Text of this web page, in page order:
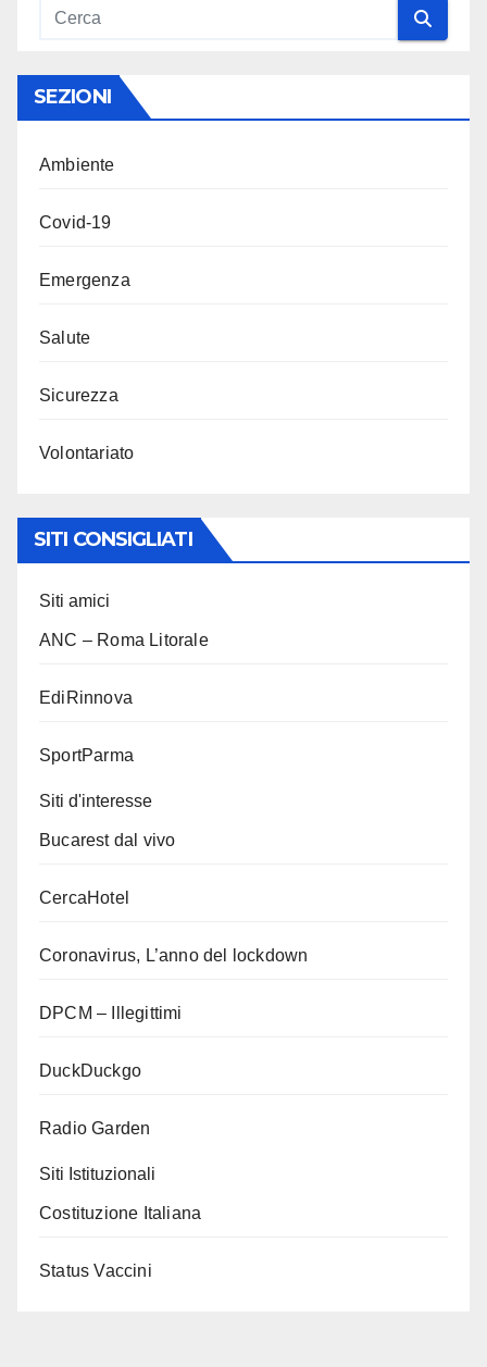
SEZIONI
Ambiente
Covid-19
Emergenza
Salute
Sicurezza
Volontariato
SITI CONSIGLIATI
Siti amici
ANC – Roma Litorale
EdiRinnova
SportParma
Siti d'interesse
Bucarest dal vivo
CercaHotel
Coronavirus, L’anno del lockdown
DPCM – Illegittimi
DuckDuckgo
Radio Garden
Siti Istituzionali
Costituzione Italiana
Status Vaccini